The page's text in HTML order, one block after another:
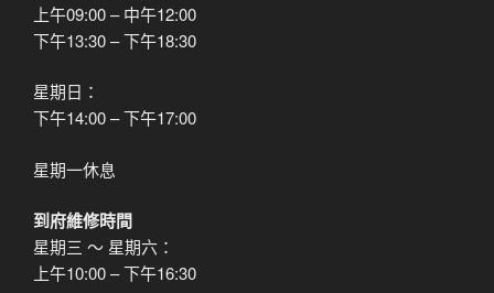
上午09:00 – 中午12:00
下午13:30 – 下午18:30
星期日：
下午14:00 – 下午17:00
星期一休息
到府維修時間
星期三 ～ 星期六：
上午10:00 – 下午16:30